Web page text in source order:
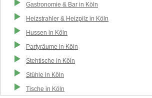
Gastronomie & Bar in Köln
Heizstrahler & Heizpilz in Köln
Hussen in Köln
Partyräume in Köln
Stehtische in Köln
Stühle in Köln
Tische in Köln